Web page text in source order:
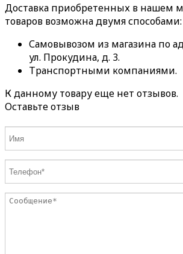
Доставка приобретенных в нашем
товаров возможна двумя способами:
Самовывозом из магазина по
ул. Прокудина, д. 3.
Транспортными компаниями.
К данному товару еще нет отзывов.
Оставьте отзыв